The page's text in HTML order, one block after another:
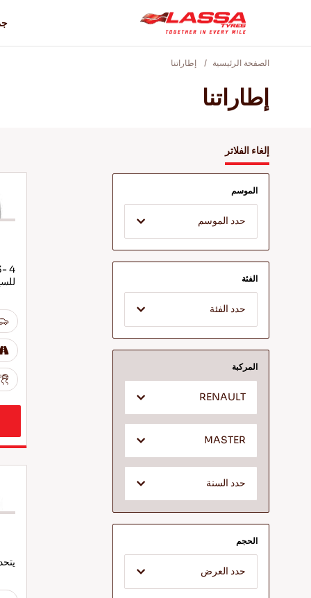
الصفحة الرئيسية إطاراتنا
إطاراتنا
إلغاء الفلاتر
الموسم
حدد الموسم
الفئة
حدد الفئة
المركبة
RENAULT
MASTER
حدد السنة
الحجم
حدد العرض